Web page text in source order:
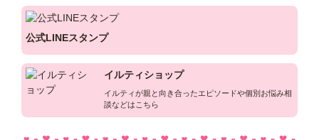
公式LINEスタンプ
イルティショップ
イルティが親と向き合ったエピソードや個別お悩み相
談などはこちら